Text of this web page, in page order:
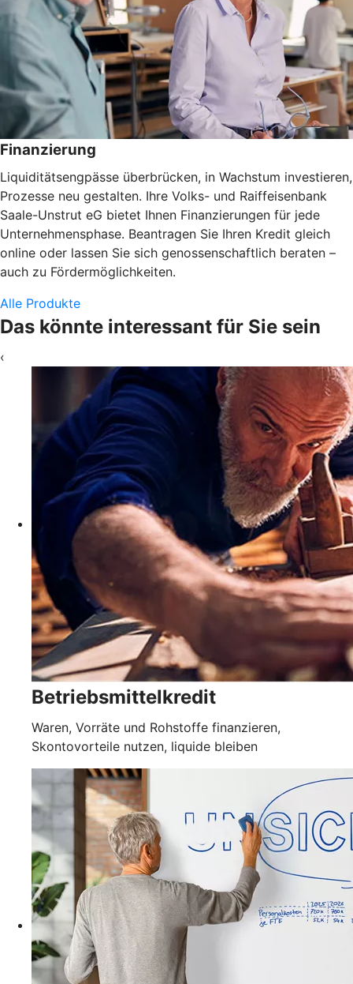
Finanzierung
Liquiditätsengpässe überbrücken, in Wachstum investieren,
Prozesse neu gestalten. Ihre Volks- und Raiffeisenbank
Saale-Unstrut eG bietet Ihnen Finanzierungen für jede
Unternehmensphase. Beantragen Sie Ihren Kredit gleich
online oder lassen Sie sich genossenschaftlich beraten –
auch zu Fördermöglichkeiten.
Alle Produkte
Das könnte interessant für Sie sein
‹
Betriebsmittelkredit
Waren, Vorräte und Rohstoffe finanzieren,
Skontovorteile nutzen, liquide bleiben